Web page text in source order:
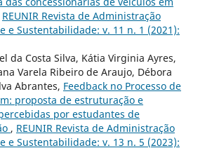
REUNIR Revista de Administração
e Sustentabilidade: v. 11 n. 1 (2021):
da Costa Silva, Kátia Virginia Ayres,
Varela Ribeiro de Araujo, Débora
Abrantes, Feedback no Processo de
proposta de estruturação e
por estudantes de
, REUNIR Revista de Administração
e Sustentabilidade: v. 13 n. 5 (2023):